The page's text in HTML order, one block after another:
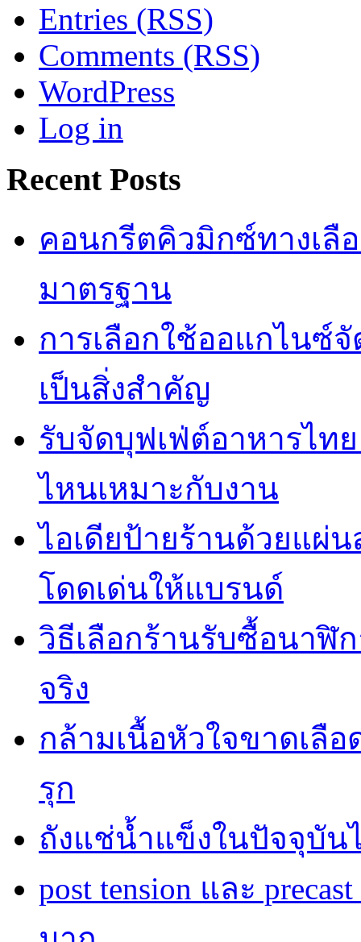
Entries (RSS)
Comments (RSS)
WordPress
Log in
Recent Posts
คอนกรีตคิวมิกซ์ทางเลื
มาตรฐาน
การเลือกใช้ออแกไนซ์
เป็นสิ่งสำคัญ
รับจัดบุฟเฟ่ต์อาหารไท
ไหนเหมาะกับงาน
ไอเดียป้ายร้านด้วยแผ่
โดดเด่นให้แบรนด์
วิธีเลือกร้านรับซื้อนาฬิ
จริง
กล้ามเนื้อหัวใจขาดเลื
รุก
ถังแช่น้ำแข็งในปัจจุบัน
post tension และ